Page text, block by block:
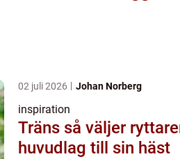
02 juli 2026 Johan Norberg
inspiration
Träns så väljer ryttaren rätt
huvudlag till sin häst